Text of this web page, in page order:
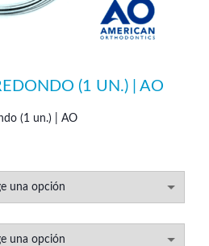
(1 UN.) | AO
(1 un.) | AO